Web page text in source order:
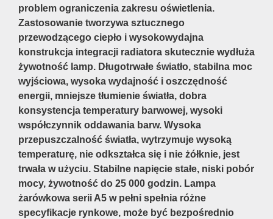
problem ograniczenia zakresu oświetlenia.
Zastosowanie tworzywa sztucznego
przewodzącego ciepło i wysokowydajna
konstrukcja integracji radiatora skutecznie wydłuża
żywotność lamp. Długotrwałe światło, stabilna moc
wyjściowa, wysoka wydajność i oszczędność
energii, mniejsze tłumienie światła, dobra
konsystencja temperatury barwowej, wysoki
współczynnik oddawania barw. Wysoka
przepuszczalność światła, wytrzymuje wysoką
temperaturę, nie odkształca się i nie żółknie, jest
trwała w użyciu. Stabilne napięcie stałe, niski pobór
mocy, żywotność do 25 000 godzin. Lampa
żarówkowa serii A5 w pełni spełnia różne
specyfikacje rynkowe, może być bezpośrednio